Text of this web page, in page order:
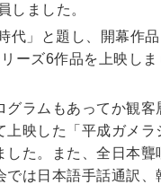
しました。
代」と題し、開幕作
リーズ6作品を上映し
グラムもあってか観
上映した「平成ガメ
した。また、全日本
は日本語手話通訳